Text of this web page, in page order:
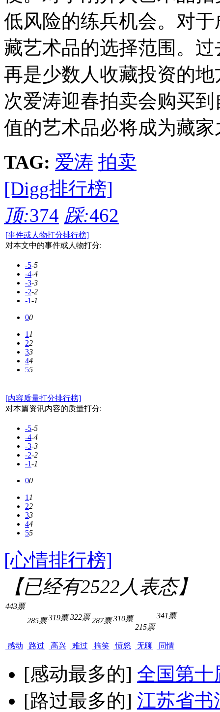
低风险的练兵机会。对
藏艺术品的选择范围。
再是少数人收藏投资的
次爱涛迎春拍卖会购买
值的艺术品必将成为藏家
TAG: 爱涛 拍卖
[Digg排行榜]
顶:374 踩:462
[事件或人物打分排行榜]
对本文中的事件或人物打分:
-5-5
-4-4
-3-3
-2-2
-1-1
00
11
22
33
44
55
[内容质量打分排行榜]
对本篇资讯内容的质量打分:
-5-5
-4-4
-3-3
-2-2
-1-1
00
11
22
33
44
55
[心情排行榜]
【已经有2522人表态】
443票
感动
285票
路过
319票
高兴
322票
难过
287票
搞笑
310票
愤怒
215票
无聊
341票
同情
[感动最多的] 全国第十
[路过最多的] 江苏省书